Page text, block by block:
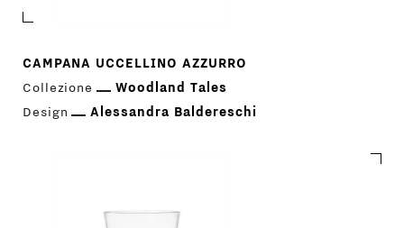
CAMPANA UCCELLINO AZZURRO
Collezione
Woodland Tales
Design
Alessandra Baldereschi